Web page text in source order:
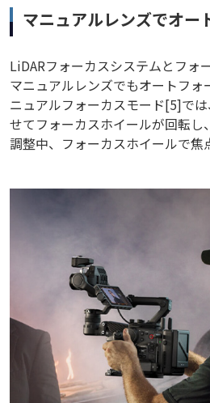
マニュアルレンズでオー
LiDARフォーカスシステムとフォ
マニュアルレンズでもオートフ
ニュアルフォーカスモード[5]で
せてフォーカスホイールが回転し
調整中、フォーカスホイールで焦